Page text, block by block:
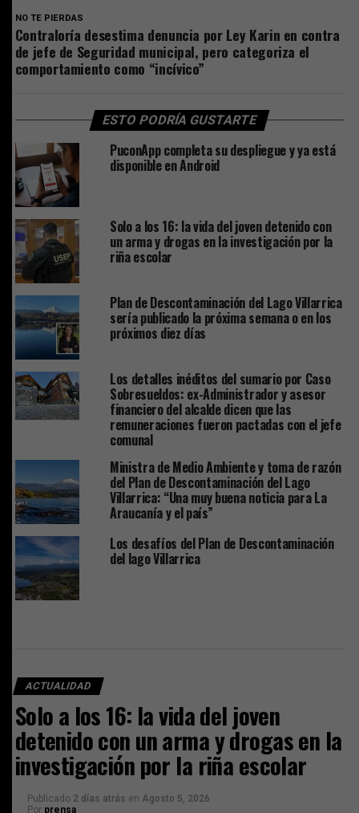
NO TE PIERDAS
Contraloría desestima denuncia por Ley Karin en contra
de jefe de Seguridad municipal, pero categoriza el
comportamiento como “incívico”
ESTO PODRÍA GUSTARTE
PuconApp completa su despliegue y ya está
disponible en Android
Solo a los 16: la vida del joven detenido con
un arma y drogas en la investigación por la
riña escolar
Plan de Descontaminación del Lago Villarrica
sería publicado la próxima semana o en los
próximos diez días
Los detalles inéditos del sumario por Caso
Sobresueldos: ex-Administrador y asesor
financiero del alcalde dicen que las
remuneraciones fueron pactadas con el jefe
comunal
Ministra de Medio Ambiente y toma de razón
del Plan de Descontaminación del Lago
Villarrica: “Una muy buena noticia para La
Araucanía y el país”
Los desafíos del Plan de Descontaminación
del lago Villarrica
ACTUALIDAD
Solo a los 16: la vida del joven
detenido con un arma y drogas en la
investigación por la riña escolar
Publicado 2 días atrás en Agosto 5, 2026
Por prensa